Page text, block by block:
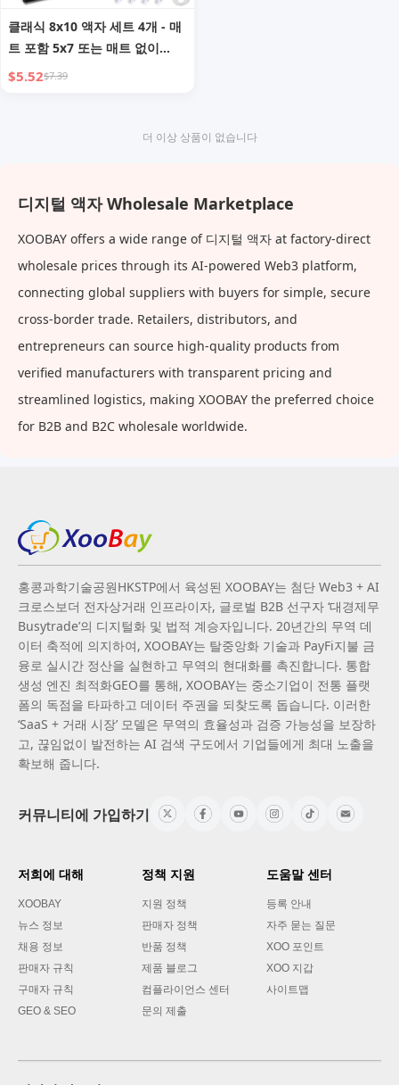
클래식 8x10 액자 세트 4개 - 매
트 포함 5x7 또는 매트 없이
8x10 표시 가능, 벽/테이블탑 디
$5.52$7.39
더 이상 상품이 없습니다
디지털 액자 Wholesale Marketplace
XOOBAY offers a wide range of 디지털 액자 at factory-direct
wholesale prices through its AI-powered Web3 platform,
connecting global suppliers with buyers for simple, secure
cross-border trade. Retailers, distributors, and
entrepreneurs can source high-quality products from
verified manufacturers with transparent pricing and
streamlined logistics, making XOOBAY the preferred choice
for B2B and B2C wholesale worldwide.
홍콩과학기술공원HKSTP에서 육성된 XOOBAY는 첨단 Web3 + AI
크로스보더 전자상거래 인프라이자, 글로벌 B2B 선구자 ‘대경제무
Busytrade’의 디지털화 및 법적 계승자입니다. 20년간의 무역 데
이터 축적에 의지하여, XOOBAY는 탈중앙화 기술과 PayFi지불 금
융로 실시간 정산을 실현하고 무역의 현대화를 촉진합니다. 통합
생성 엔진 최적화GEO를 통해, XOOBAY는 중소기업이 전통 플랫
폼의 독점을 타파하고 데이터 주권을 되찾도록 돕습니다. 이러한
‘SaaS + 거래 시장’ 모델은 무역의 효율성과 검증 가능성을 보장하
고, 끊임없이 발전하는 AI 검색 구도에서 기업들에게 최대 노출을
확보해 줍니다.
커뮤니티에 가입하기
저희에 대해
XOOBAY
뉴스 정보
채용 정보
판매자 규칙
구매자 규칙
GEO & SEO
정책 지원
지원 정책
판매자 정책
반품 정책
제품 블로그
컴플라이언스 센터
문의 제출
도움말 센터
등록 안내
자주 묻는 질문
XOO 포인트
XOO 지갑
사이트맵